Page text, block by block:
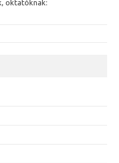
oktatóknak: